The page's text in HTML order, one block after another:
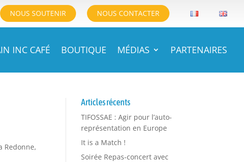
NOUS SOUTENIR NOUS CONTACTER
INC CAFÉ BOUTIQUE MÉDIAS PARTENAIRES
Redonne,
Articles récents
TIFOSSAE : Agir pour l’auto-
représentation en Europe
It is a Match !
Soirée Repas-concert avec